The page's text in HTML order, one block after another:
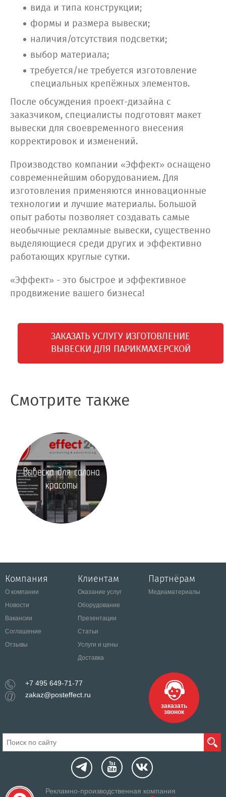
вида и типа конструкции;
формы и размера вывески;
наличия/отсутствия подсветки;
выбор материала;
требуется/не требуется изготовление
специальных крепёжных элементов.
После обсуждения проект-дизайна с
заказчиком, специалисты подготовят макет
вывески для своевременного внесения
корректировок и изменений.
Производство компании «Эффект» оснащено
современнейшим оборудованием. Для
изготовления применяются инновационные
технологии и лучшие материалы. Большой
опыт работы позволяет создавать самые
необычные рекламные вывески, существенно
выделяющиеся среди других и эффективно
работающих круглые сутки.
«Эффект» - это быстрое и эффективное
продвижение вашего бизнеса!
ЗАКАЗАТЬ УСЛУГУ ИЗГОТОВЛЕНИЕ
ВЫВЕСКИ ДЛЯ ПАРИКМАХЕРСКОЙ
Смотрите также
Вывеска для салона
красоты
Компания
О компании
Новости
Вакансии
Соглашение
Отзывы
Клиентам
Оказание услуг
Оборудование
Презентации
Статьи
Услуги и цены
Доставка
Партнёрам
Медиаматериалы
+7 495 649-71-77
zakaz@posteffect.ru
заказать
звонок
Рекламно-производственная компания